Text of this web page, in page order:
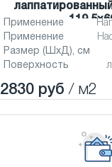
Применение
Применение
Размер (ШхД), см
Поверхность
2830 руб / м2